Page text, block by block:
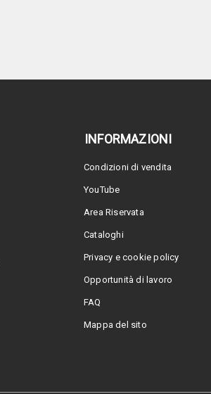
INFORMAZIONI
Condizioni di vendita
YouTube
Area Riservata
Cataloghi
Privacy e cookie policy
Opportunità di lavoro
FAQ
Mappa del sito